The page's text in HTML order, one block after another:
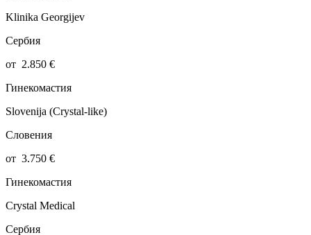
Klinika Georgijev
Сербия
от 2.850 €
Гинекомастия
Slovenija (Crystal-like)
Словения
от 3.750 €
Гинекомастия
Crystal Medical
Сербия